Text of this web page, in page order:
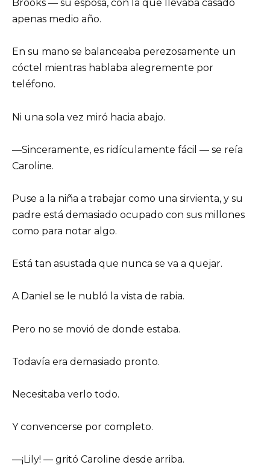
Brooks — su esposa, con la que llevaba casado
apenas medio año.
En su mano se balanceaba perezosamente un
cóctel mientras hablaba alegremente por
teléfono.
Ni una sola vez miró hacia abajo.
—Sinceramente, es ridículamente fácil — se reía
Caroline.
Puse a la niña a trabajar como una sirvienta, y su
padre está demasiado ocupado con sus millones
como para notar algo.
Está tan asustada que nunca se va a quejar.
A Daniel se le nubló la vista de rabia.
Pero no se movió de donde estaba.
Todavía era demasiado pronto.
Necesitaba verlo todo.
Y convencerse por completo.
—¡Lily! — gritó Caroline desde arriba.